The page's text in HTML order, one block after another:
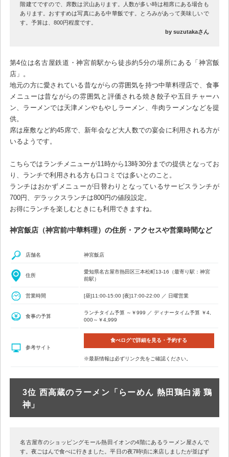
階建てですので、席数は沢山あります。人数が多い時は相席にある場合も
あります。おすすめは写真にある中華飯です。とろみがあって美味しいで
す。予算は、800円程度です。
by suzutakaさん
第4位は名古屋鉄道・神宮前駅から徒歩約5分の場所にある「神宮飯
店」。
地元の方に愛されている昔ながらの雰囲気を持つ中華料理店で、食事
メニューは昔ながらの雰囲気と評価される焼き餃子や五目チャーハ
ン、ラーメンでは天津メンやもやしラーメン、牛肉ラーメンなどを提
供。
席は座敷など約45席で、新年会など大人数での宴会に利用される方が
いるようです。
こちらではランチメニューが11時から13時30分までの提供となってお
り、ランチで利用される方も口コミでは多いとのこと。
ランチはおかずメニューが日替わりとなっているサービスランチが
700円、デラックスランチは800円の値段設定。
お得にランチを楽しむときにも利用できますね。
神宮飯店（神宮前/中華料理）の住所・アクセスや営業時間など
店舗名 神宮飯店
住所
愛知県名古屋市熱田区三本松町13-16（最寄り駅：神宮
前駅）
営業時間 [昼]11:00-15:00 [夜]17:00-22:00 ／ 日曜営業
食事の予算
ランチタイム予算 ～￥999 ／ ディナータイム予算 ￥4,
000～￥4,999
参考サイト
食べログで詳細を見る・予約する
※最新情報は必ずリンク先をご確認ください。
3位 西高蔵のラーメン「らーめん 熱田鶏白湯 鶏
神」
名古屋市のショッピングモール熱田イオンの4階にあるラーメン屋さんで
す。夜ごはんで食べに行きました。平日の夜7時頃に来店しましたが並ばず